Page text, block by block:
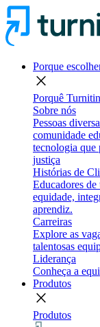
Porque
close
Porquê
Sobre nós
Pessoas
comunidade
tecnologia que
justiça
Histórias de
Educadores
equidade,
aprendiz.
Carreiras
Explore as
talentosas
Liderança
Conheça a
Produtos
close
Produtos